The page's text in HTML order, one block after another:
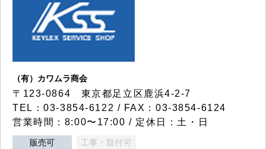
（有）カワムラ商会
〒123-0864 東京都足立区鹿浜4-2-7
TEL：03-3854-6122 / FAX：03-3854-6124
営業時間：8:00〜17:00 / 定休日：土・日
販売可 工事・取付可